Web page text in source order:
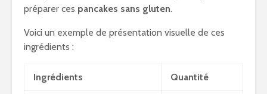
préparer ces pancakes sans gluten.
Voici un exemple de présentation visuelle de ces
ingrédients :
Ingrédients Quantité